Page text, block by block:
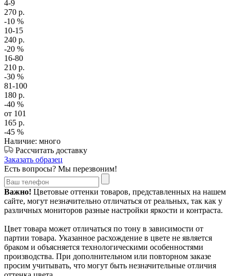
4-9
270 р.
-10 %
10-15
240 р.
-20 %
16-80
210 р.
-30 %
81-100
180 р.
-40 %
от 101
165 р.
-45 %
Наличие: много
Рассчитать доставку
Заказать образец
Есть вопросы? Мы перезвоним!
Важно! Цветовые оттенки товаров, представленных на нашем
сайте, могут незначительно отличаться от реальных, так как у
различных мониторов разные настройки яркости и контраста.
Цвет товара может отличаться по тону в зависимости от
партии товара. Указанное расхождение в цвете не является
браком и объясняется технологическими особенностями
производства. При дополнительном или повторном заказе
просим учитывать, что могут быть незначительные отличия